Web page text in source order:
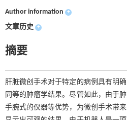
Author information +
文章历史 +
摘要
肝脏微创手术对于特定的病例具有明
同等的肿瘤学结果。尽管如此，由于
手腕式的仪器等优势，为微创手术带